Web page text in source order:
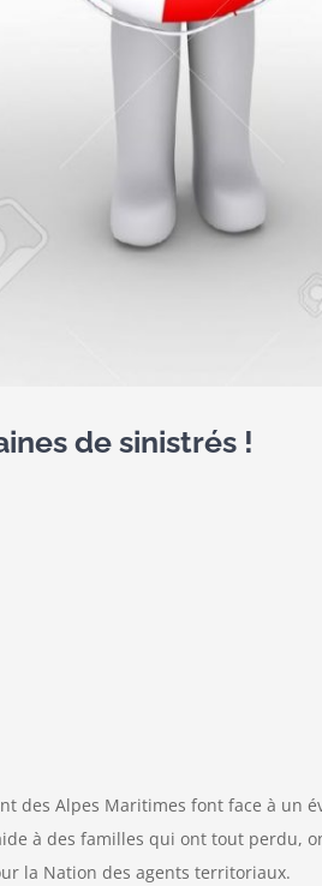
de sinistrés !
des Alpes Maritimes font face à un
à des familles qui ont tout perdu,
la Nation des agents territoriaux.